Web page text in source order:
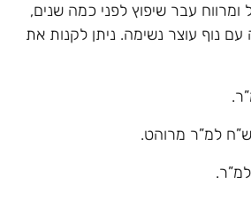
עבר שיפוץ לפני כמה שנים,
נוף עוצר נשימה. ניתן לקנות את